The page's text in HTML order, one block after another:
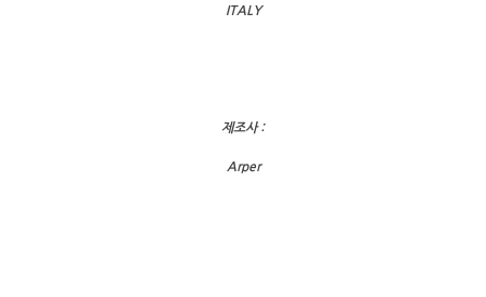
ITALY
제조사 :
Arper